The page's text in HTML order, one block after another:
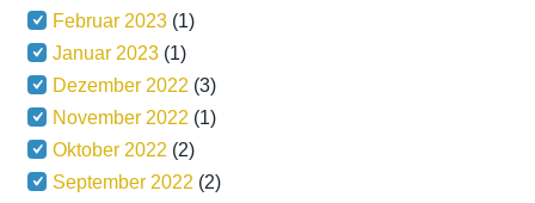
Februar 2023 (1)
Januar 2023 (1)
Dezember 2022 (3)
November 2022 (1)
Oktober 2022 (2)
September 2022 (2)